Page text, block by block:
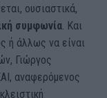
ουσιαστικά,
συμφωνία . Και
ή άλλως να είναι
Γιώργος
αναφερόμενος